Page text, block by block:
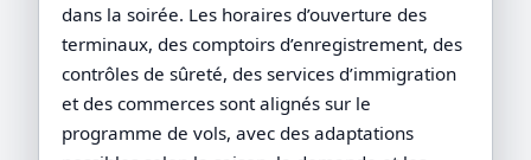
dans la soirée. Les horaires d’ouverture des
terminaux, des comptoirs d’enregistrement, des
contrôles de sûreté, des services d’immigration
et des commerces sont alignés sur le
programme de vols, avec des adaptations